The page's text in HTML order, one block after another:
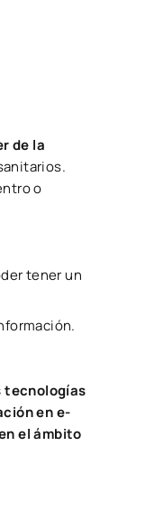
de la
o
tener un
tecnologías
en e-
el ámbito